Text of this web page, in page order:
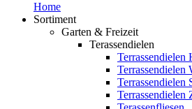
Home
Sortiment
Garten & Freizeit
Terassendielen
Terrassendielen
Terrassendielen
Terrassendielen
Terrassendielen